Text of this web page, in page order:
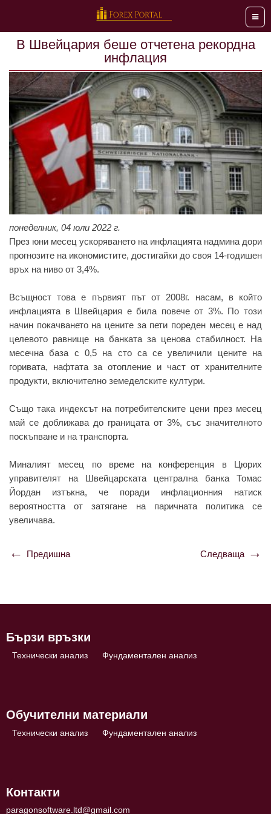
Меню
В Швейцария беше отчетена рекордна
инфлация
понеделник, 04 юли 2022 г.
През юни месец ускоряването на инфлацията надмина дори
прогнозите на икономистите, достигайки до своя 14-годишен
връх на ниво от 3,4%.
Всъщност това е първият път от 2008г. насам, в който
инфлацията в Швейцария е била повече от 3%. По този
начин покачването на цените за пети пореден месец е над
целевото равнище на банката за ценова стабилност. На
месечна база с 0,5 на сто са се увеличили цените на
горивата, нафтата за отопление и част от хранителните
продукти, включително земеделските култури.
Също така индексът на потребителските цени през месец
май се доближава до границата от 3%, със значителното
поскъпване и на транспорта.
Миналият месец по време на конференция в Цюрих
управителят на Швейцарската централна банка Томас
Йордан изтъкна, че поради инфлационния натиск
вероятността от затягане на паричната политика се
увеличава.
Навигация
Предишна Следваща
Бързи връзки
Технически анализ Фундаментален анализ
Обучителни материали
Технически анализ Фундаментален анализ
Контакти
paragonsoftware.ltd@gmail.com